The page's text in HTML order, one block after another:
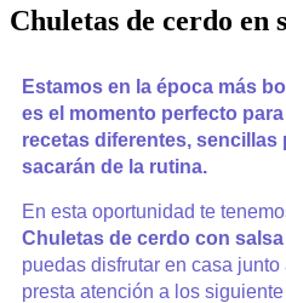
Chuletas de cerdo en
Estamos en la época más
es el momento perfecto
recetas diferentes,
sacarán de la rutina.
En esta oportunidad te
Chuletas de cerdo con
puedas disfrutar en casa
presta atención a los